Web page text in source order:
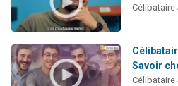
Célibataire
Savoir
Célibataire